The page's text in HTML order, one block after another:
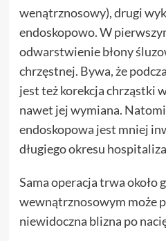
wenątrznosowy), drugi
endoskopowo. W
odwarstwienie błony
chrzęstnej. Bywa, że
jest też korekcja chrząstki
nawet jej wymiana.
endoskopowa jest mniej
długiego okresu
Sama operacja trwa około
wewnątrznosowym może
niewidoczna blizna po